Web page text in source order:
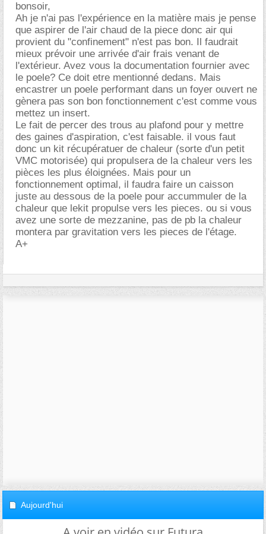
bonsoir,
Ah je n'ai pas l'expérience en la matière mais je pense
que aspirer de l'air chaud de la piece donc air qui
provient du "confinement" n'est pas bon. Il faudrait
mieux prévoir une arrivée d'air frais venant de
l'extérieur. Avez vous la documentation fournier avec
le poele? Ce doit etre mentionné dedans. Mais
encastrer un poele performant dans un foyer ouvert ne
gènera pas son bon fonctionnement c'est comme vous
mettez un insert.
Le fait de percer des trous au plafond pour y mettre
des gaines d'aspiration, c'est faisable. il vous faut
donc un kit récupératuer de chaleur (sorte d'un petit
VMC motorisée) qui propulsera de la chaleur vers les
pièces les plus éloignées. Mais pour un
fonctionnement optimal, il faudra faire un caisson
juste au dessous de la poele pour accummuler de la
chaleur que lekit propulse vers les pieces. ou si vous
avez une sorte de mezzanine, pas de pb la chaleur
montera par gravitation vers les pieces de l'étage.
A+
Aujourd'hui